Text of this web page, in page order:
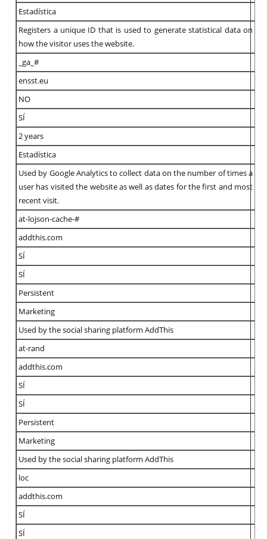
Estadística
Registers a unique ID that is used to generate statistical data on
how the visitor uses the website.
_ga_#
ensst.eu
NO
SÍ
2 years
Estadística
Used by Google Analytics to collect data on the number of times a
user has visited the website as well as dates for the first and most
recent visit.
at-lojson-cache-#
addthis.com
SÍ
SÍ
Persistent
Marketing
Used by the social sharing platform AddThis
at-rand
addthis.com
SÍ
SÍ
Persistent
Marketing
Used by the social sharing platform AddThis
loc
addthis.com
SÍ
SÍ